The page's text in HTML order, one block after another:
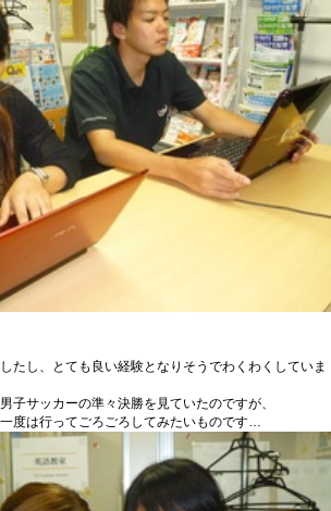
たし、とても良い経験となりそうでわくわくしていま
子サッカーの準々決勝を見ていたのですが、
度は行ってごろごろしてみたいものです…